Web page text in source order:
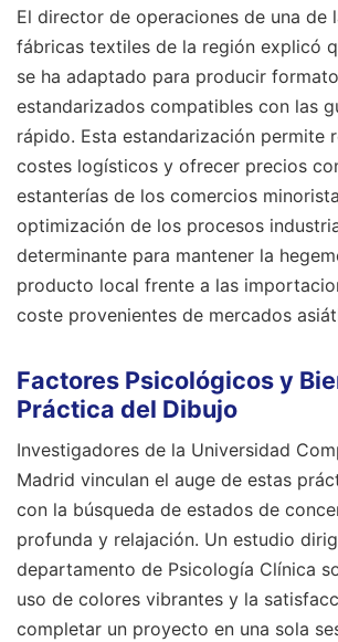
El director de operaciones de una de
fábricas textiles de la región explicó
se ha adaptado para producir
estandarizados compatibles con las
rápido. Esta estandarización permite
costes logísticos y ofrecer precios
estanterías de los comercios
optimización de los procesos
determinante para mantener la
producto local frente a las
coste provenientes de mercados
Factores Psicológicos y
Práctica del Dibujo
Investigadores de la Universidad
Madrid vinculan el auge de estas
con la búsqueda de estados de
profunda y relajación. Un estudio
departamento de Psicología Clínica
uso de colores vibrantes y la
completar un proyecto en una sola